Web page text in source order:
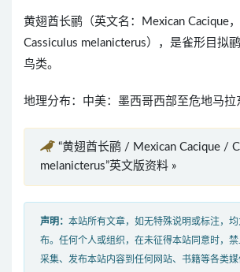
黄翅酋长鹂（英文名：Mexican Cacique，
Cassiculus melanicterus），是雀形目拟
鸟类。
地理分布：中美：墨西哥西部至危地马拉
“黄翅酋长鹂 / Mexican Cacique /
melanicterus”英文版资料 »
声明： 本站所有文章，如无特殊说明或标注，
布。任何个人或组织，在未征得本站同意时，禁
采集、发布本站内容到任何网站、书籍等各类